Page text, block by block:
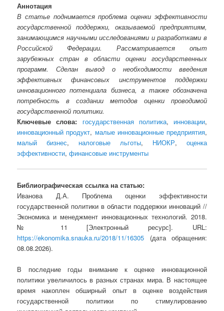
Аннотация
В статье поднимается проблема оценки эффективности
государственной поддержки, оказываемой предприятиям,
занимающимся научными исследованиями и разработками в
Российской Федерации. Рассматривается опыт
зарубежных стран в области оценки государственных
программ. Сделан вывод о необходимости введения
эффективных финансовых инструментов поддержки
инновационного потенциала бизнеса, а также обозначена
потребность в создании методов оценки проводимой
государственной политики.
Ключевые слова:
государственная политика, инновации,
инновационный продукт, малые инновационные предприятия,
малый бизнес, налоговые льготы, НИОКР, оценка
эффективности,финансовые инструменты
Библиографическая ссылка на статью:
Иванова Д.А. Проблема оценки эффективности
государственной политики в области поддержки инноваций //
Экономика и менеджмент инновационных технологий. 2018.
№ 11 [Электронный ресурс]. URL:
https://ekonomika.snauka.ru/2018/11/16305 (дата обращения:
08.08.2026).
В последние годы внимание к оценке инновационной
политики увеличилось в разных странах мира. В настоящее
время накоплен обширный опыт в оценке воздействия
государственной политики по стимулированию